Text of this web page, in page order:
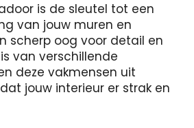
is de sleutel tot een
van jouw muren en
scherp oog voor detail en
van verschillende
deze vakmensen uit
jouw interieur er strak en